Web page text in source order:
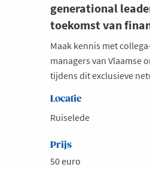
generational
toekomst van
Maak kennis met
managers van Vlaamse
tijdens dit exclusieve
Locatie
Ruiselede
Prijs
50 euro